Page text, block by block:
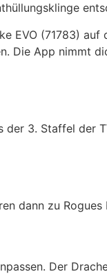
EVO (71783) auf
Die App nimmt
3. Staffel der
dann zu
Der